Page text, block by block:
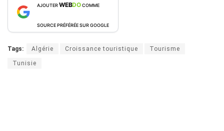
AJOUTERWEBDOCOMME
SOURCE PRÉFÉRÉE SUR GOOGLE
Tags: Algérie Croissance touristique Tourisme
Tunisie